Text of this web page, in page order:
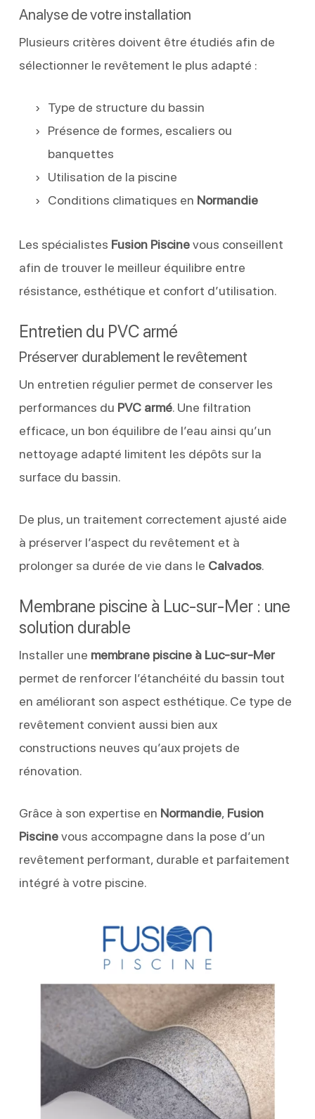
Analyse de votre installation
Plusieurs critères doivent être étudiés afin de
sélectionner le revêtement le plus adapté :
Type de structure du bassin
Présence de formes, escaliers ou
banquettes
Utilisation de la piscine
Conditions climatiques en Normandie
Les spécialistes Fusion Piscinevous conseillent
afin de trouver le meilleur équilibre entre
résistance, esthétique et confort d’utilisation.
Entretien du PVC armé
Préserver durablement le revêtement
Un entretien régulier permet de conserver les
performances du PVC armé. Une filtration
efficace, un bon équilibre de l’eau ainsi qu’un
nettoyage adapté limitent les dépôts sur la
surface du bassin.
De plus, un traitement correctement ajusté aide
à préserver l’aspect du revêtement et à
prolonger sa durée de vie dans le Calvados.
Membrane piscine à Luc-sur-Mer : une
solution durable
Installer une membrane piscine à Luc-sur-Mer
permet de renforcer l’étanchéité du bassin tout
en améliorant son aspect esthétique. Ce type de
revêtement convient aussi bien aux
constructions neuves qu’aux projets de
rénovation.
Grâce à son expertise en Normandie, Fusion
Piscinevous accompagne dans la pose d’un
revêtement performant, durable et parfaitement
intégré à votre piscine.